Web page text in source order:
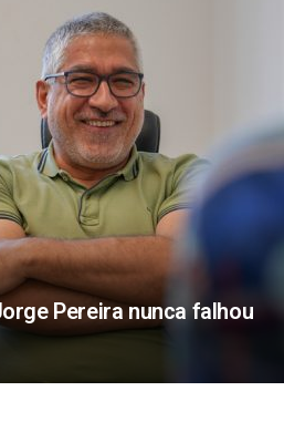
Pereira nunca falhou